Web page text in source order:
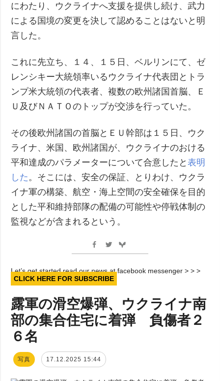
にわたり、ウクライナへ支援を提供し続け、武力
による国境の変更を決して認めることはないと明
言した。
これに先立ち、１４、１５日、ベルリンにて、ゼ
レンシキー大統領率いるウクライナ代表団とトラ
ンプ米大統領の代表者、複数の欧州諸国首脳、Ｅ
Ｕ及びＮＡＴＯのトップが交渉を行っていた。
その後欧州諸国の首脳とＥＵ幹部は１５日、ウク
ライナ、米国、欧州諸国が、ウクライナのおける
平和達成のパラメーターについて合意したと表明
した 。そこには、安全の保証、とりわけ、ウクラ
イナ軍の構築、航空・海上空間の安全確保を目的
とした平和維持部隊の配備の可能性や停戦体制の
監視などが含まれるという。
Let’s get started read our news at facebook messenger > > >
CLICK HERE FOR SUBSCRIBE
露軍の滑空爆弾、ウクライナ南
部の集合住宅に着弾 負傷者２
６名
写真 17.12.2025 15:44